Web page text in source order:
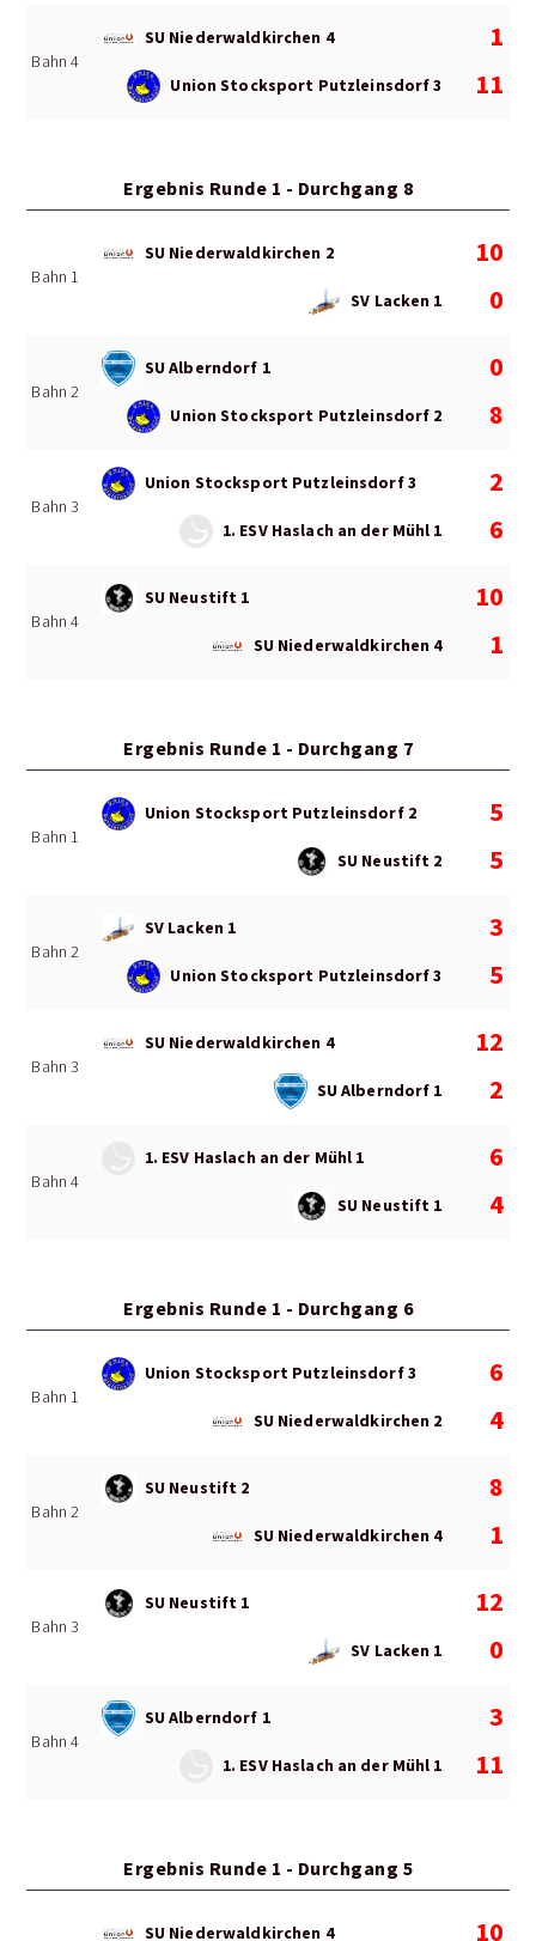
Bahn 4
SU Niederwaldkirchen 4
1
11
Union Stocksport Putzleinsdorf 3
Ergebnis Runde 1 - Durchgang 8
Bahn 1
SU Niederwaldkirchen 2
10
0
SV Lacken 1
Bahn 2
SU Alberndorf 1
0
8
Union Stocksport Putzleinsdorf 2
Bahn 3
Union Stocksport Putzleinsdorf 3
2
6
1. ESV Haslach an der Mühl 1
Bahn 4
SU Neustift 1
10
1
SU Niederwaldkirchen 4
Ergebnis Runde 1 - Durchgang 7
Bahn 1
Union Stocksport Putzleinsdorf 2
5
5
SU Neustift 2
Bahn 2
SV Lacken 1
3
5
Union Stocksport Putzleinsdorf 3
Bahn 3
SU Niederwaldkirchen 4
12
2
SU Alberndorf 1
Bahn 4
1. ESV Haslach an der Mühl 1
6
4
SU Neustift 1
Ergebnis Runde 1 - Durchgang 6
Bahn 1
Union Stocksport Putzleinsdorf 3
6
4
SU Niederwaldkirchen 2
Bahn 2
SU Neustift 2
8
1
SU Niederwaldkirchen 4
Bahn 3
SU Neustift 1
12
0
SV Lacken 1
Bahn 4
SU Alberndorf 1
3
11
1. ESV Haslach an der Mühl 1
Ergebnis Runde 1 - Durchgang 5
SU Niederwaldkirchen 4 10